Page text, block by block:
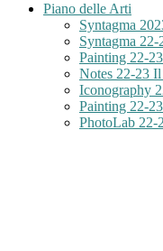
Piano delle Arti
Syntagma
Syntagma
Painting 22-
Notes 22-23
Iconography
Painting 22-
PhotoLab 22-